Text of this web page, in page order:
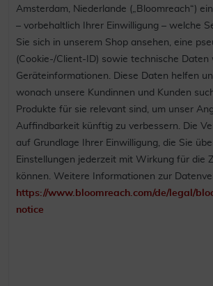
Amsterdam, Niederlande („Bloomreach“)
– vorbehaltlich Ihrer Einwilligung – welche
Sie sich in unserem Shop ansehen, eine
(Cookie-/Client-ID) sowie technische
Geräteinformationen. Diese Daten helfen
wonach unsere Kundinnen und Kunden
Produkte für sie relevant sind, um unser
Auffindbarkeit künftig zu verbessern. Die
auf Grundlage Ihrer Einwilligung, die Sie
Einstellungen jederzeit mit Wirkung für die
können. Weitere Informationen zur
https://www.bloomreach.com/de/legal/
notice